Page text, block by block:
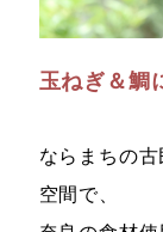
玉ねぎ＆鯛
ならまちの
空間で、